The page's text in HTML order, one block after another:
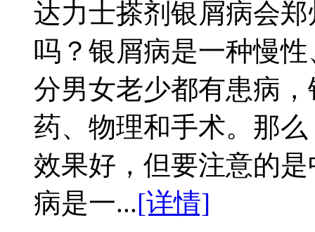
达力士搽剂银屑病会
吗？银屑病是一种慢
分男女老少都有患病
药、物理和手术。那
效果好，但要注意的
病是一...[详情]